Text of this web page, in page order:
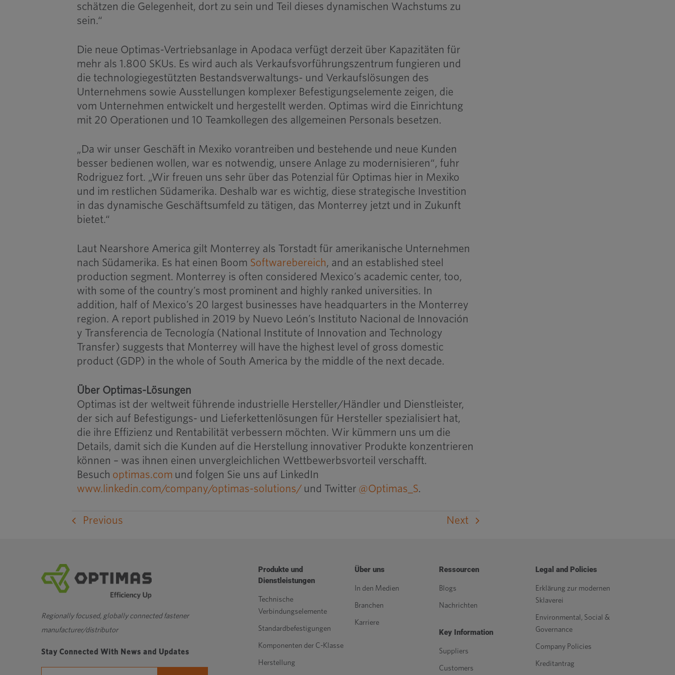
schätzen die Gelegenheit, dort zu sein und Teil dieses dynamischen Wachstums zu
sein.“
Die neue Optimas-Vertriebsanlage in Apodaca verfügt derzeit über Kapazitäten für
mehr als 1.800 SKUs. Es wird auch als Verkaufsvorführungszentrum fungieren und
die technologiegestützten Bestandsverwaltungs- und Verkaufslösungen des
Unternehmens sowie Ausstellungen komplexer Befestigungselemente zeigen, die
vom Unternehmen entwickelt und hergestellt werden. Optimas wird die Einrichtung
mit 20 Operationen und 10 Teamkollegen des allgemeinen Personals besetzen.
„Da wir unser Geschäft in Mexiko vorantreiben und bestehende und neue Kunden
besser bedienen wollen, war es notwendig, unsere Anlage zu modernisieren“, fuhr
Rodriguez fort. „Wir freuen uns sehr über das Potenzial für Optimas hier in Mexiko
und im restlichen Südamerika. Deshalb war es wichtig, diese strategische Investition
in das dynamische Geschäftsumfeld zu tätigen, das Monterrey jetzt und in Zukunft
bietet.“
Laut Nearshore America gilt Monterrey als Torstadt für amerikanische Unternehmen
nach Südamerika. Es hat einen Boom Softwarebereich, and an established steel
production segment. Monterrey is often considered Mexico’s academic center, too,
with some of the country’s most prominent and highly ranked universities. In
addition, half of Mexico’s 20 largest businesses have headquarters in the Monterrey
region. A report published in 2019 by Nuevo León’s Instituto Nacional de Innovación
y Transferencia de Tecnología (National Institute of Innovation and Technology
Transfer) suggests that Monterrey will have the highest level of gross domestic
product (GDP) in the whole of South America by the middle of the next decade.
Über Optimas-Lösungen
Optimas ist der weltweit führende industrielle Hersteller/Händler und Dienstleister,
der sich auf Befestigungs- und Lieferkettenlösungen für Hersteller spezialisiert hat,
die ihre Effizienz und Rentabilität verbessern möchten. Wir kümmern uns um die
Details, damit sich die Kunden auf die Herstellung innovativer Produkte konzentrieren
können – was ihnen einen unvergleichlichen Wettbewerbsvorteil verschafft.
Besuch optimas.com und folgen Sie uns auf LinkedIn
www.linkedin.com/company/optimas-solutions/ und Twitter @Optimas_S.
Previous Next
Regionally focused, globally connected fastener
manufacturer/distributor
Stay Connected With News and Updates
Produkte und
Dienstleistungen
Technische
Verbindungselemente
Standardbefestigungen
Komponenten der C-Klasse
Herstellung
Über uns
In den Medien
Branchen
Karriere
Ressourcen
Blogs
Nachrichten
Key Information
Suppliers
Customers
Legal and Policies
Erklärung zur modernen
Sklaverei
Environmental, Social &
Governance
Company Policies
Kreditantrag